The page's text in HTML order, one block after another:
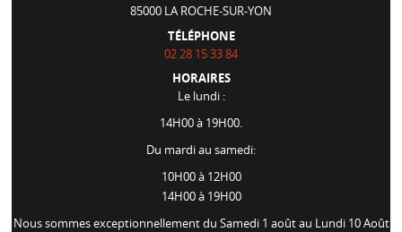
85000 LA ROCHE-SUR-YON
TÉLÉPHONE
02 28 15 33 84
HORAIRES
Le lundi :
14H00 à 19H00.
Du mardi au samedi:
10H00 à 12H00
14H00 à 19H00
Nous sommes exceptionnellement du Samedi 1 août au Lundi 10 Août